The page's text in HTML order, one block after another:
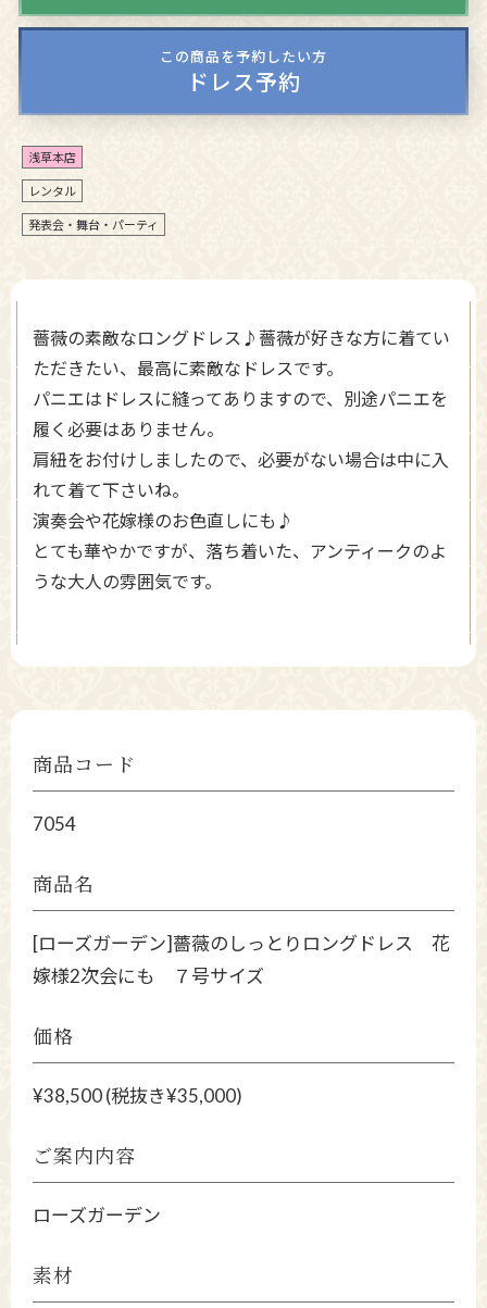
この商品を予約したい方
ドレス予約
浅草本店
レンタル
発表会・舞台・パーティ
薔薇の素敵なロングドレス♪薔薇が好きな方に着てい
ただきたい、最高に素敵なドレスです。
パニエはドレスに縫ってありますので、別途パニエを
履く必要はありません。
肩紐をお付けしましたので、必要がない場合は中に入
れて着て下さいね。
演奏会や花嫁様のお色直しにも♪
とても華やかですが、落ち着いた、アンティークのよ
うな大人の雰囲気です。
商品コード
7054
商品名
[ローズガーデン]薔薇のしっとりロングドレス 花
嫁様2次会にも ７号サイズ
価格
¥38,500 (税抜き¥35,000)
ご案内内容
ローズガーデン
素材